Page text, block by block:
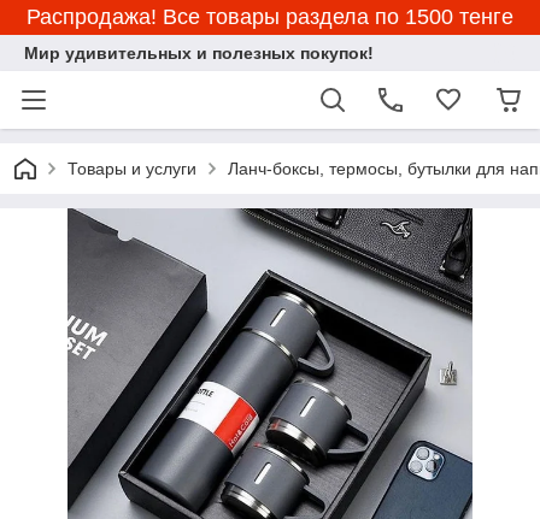
Распродажа! Все товары раздела по 1500 тенге
Мир удивительных и полезных покупок!
Товары и услуги Ланч-боксы, термосы, бутылки для